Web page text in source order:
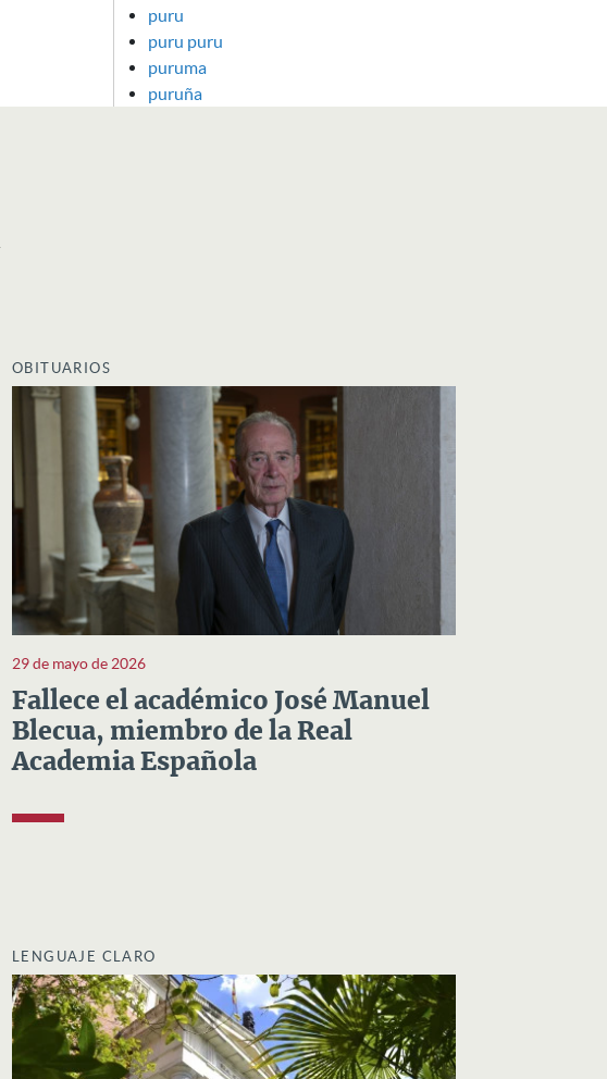
puru
puru puru
puruma
puruña
OBITUARIOS
29 de mayo de 2026
Fallece el académico José Manuel
Blecua, miembro de la Real
Academia Española
LENGUAJE CLARO